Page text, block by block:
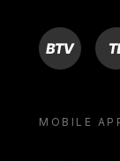
BTV TL
MOBILE